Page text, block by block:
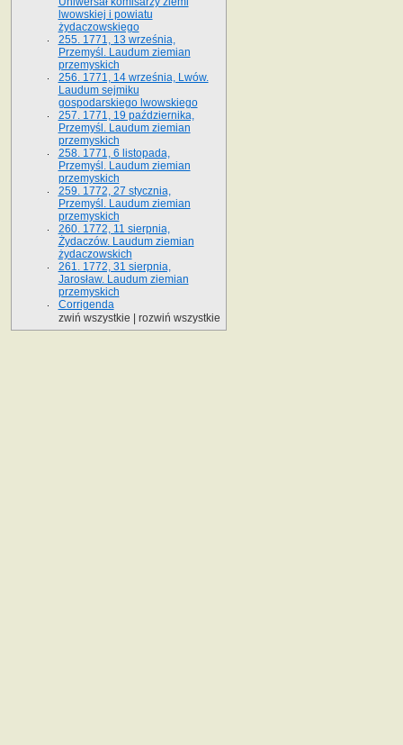
lwowskiej i powiatu
żydaczowskiego
255. 1771, 13 września,
Przemyśl. Laudum ziemian
przemyskich
256. 1771, 14 września, Lwów.
Laudum sejmiku
gospodarskiego lwowskiego
257. 1771, 19 października,
Przemyśl. Laudum ziemian
przemyskich
258. 1771, 6 listopada,
Przemyśl. Laudum ziemian
przemyskich
259. 1772, 27 stycznia,
Przemyśl. Laudum ziemian
przemyskich
260. 1772, 11 sierpnia,
Żydaczów. Laudum ziemian
żydaczowskich
261. 1772, 31 sierpnia,
Jarosław. Laudum ziemian
przemyskich
Corrigenda
zwiń wszystkie
rozwiń wszystkie